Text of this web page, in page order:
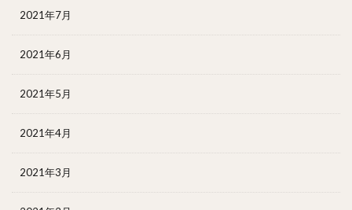
2021年7月
2021年6月
2021年5月
2021年4月
2021年3月